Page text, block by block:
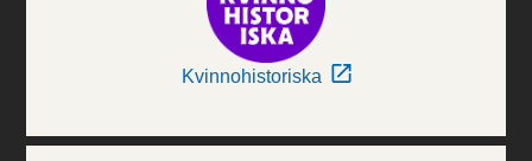
Kvinnohistoriska